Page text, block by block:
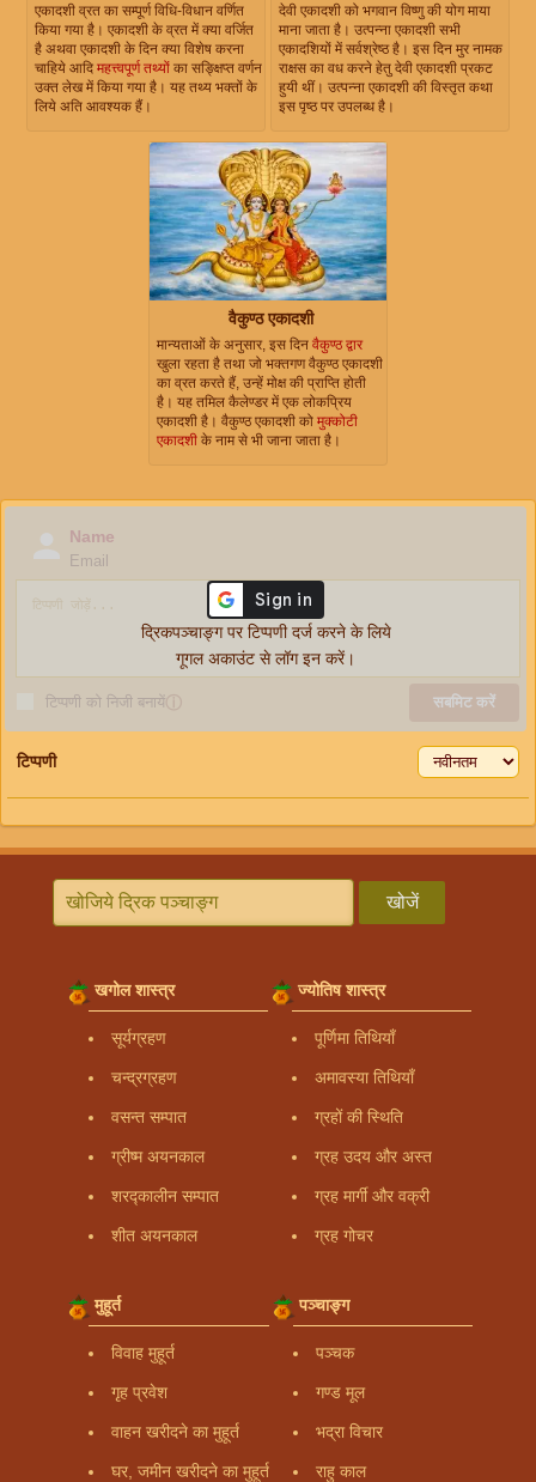
एकादशी व्रत का सम्पूर्ण विधि-विधान वर्णित
किया गया है। एकादशी के व्रत में क्या वर्जित
है अथवा एकादशी के दिन क्या विशेष करना
चाहिये आदि महत्त्वपूर्ण तथ्यों का सङ्क्षिप्त वर्णन
उक्त लेख में किया गया है। यह तथ्य भक्तों के
लिये अति आवश्यक हैं।
देवी एकादशी को भगवान विष्णु की योग माया
माना जाता है। उत्पन्ना एकादशी सभी
एकादशियों में सर्वश्रेष्ठ है। इस दिन मुर नामक
राक्षस का वध करने हेतु देवी एकादशी प्रकट
हुयी थीं। उत्पन्ना एकादशी की विस्तृत कथा
इस पृष्ठ पर उपलब्ध है।
वैकुण्ठ एकादशी
मान्यताओं के अनुसार, इस दिन वैकुण्ठ द्वार
खुला रहता है तथा जो भक्तगण वैकुण्ठ एकादशी
का व्रत करते हैं, उन्हें मोक्ष की प्राप्ति होती
है। यह तमिल कैलेण्डर में एक लोकप्रिय
एकादशी है। वैकुण्ठ एकादशी को मुक्कोटी
एकादशी के नाम से भी जाना जाता है।
Name
Email
टिप्पणी को निजी बनायेंⓘ सबमिट करें
द्रिकपञ्चाङ्ग पर टिप्पणी दर्ज करने के लिये
गूगल अकाउंट से लॉग इन करें।
टिप्पणी
खोजें
खगोल शास्त्र
सूर्यग्रहण
चन्द्रग्रहण
वसन्त सम्पात
ग्रीष्म अयनकाल
शरद्कालीन सम्पात
शीत अयनकाल
ज्योतिष शास्त्र
पूर्णिमा तिथियाँ
अमावस्या तिथियाँ
ग्रहों की स्थिति
ग्रह उदय और अस्त
ग्रह मार्गी और वक्री
ग्रह गोचर
मुहूर्त
विवाह मुहूर्त
गृह प्रवेश
वाहन खरीदने का मुहूर्त
घर, जमीन खरीदने का मुहूर्त
पञ्चाङ्ग
पञ्चक
गण्ड मूल
भद्रा विचार
राहु काल